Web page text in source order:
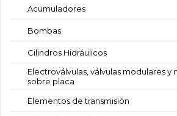
Acumuladores
Bombas
Cilindros Hidráulicos
Electroválvulas, válvulas modulares y
sobre placa
Elementos de transmisión